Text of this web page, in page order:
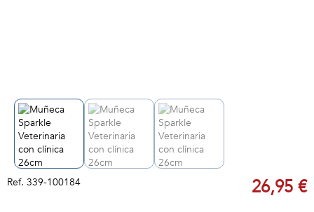
Ref. 339-100184 26,95 €